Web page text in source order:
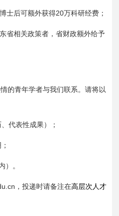
士后可额外获得20万科研经费；
省相关政策者，省财政额外给予
的青年学者与我们联系。请将以
代表性成果）；
）。
，投递时请备注在高层次人才